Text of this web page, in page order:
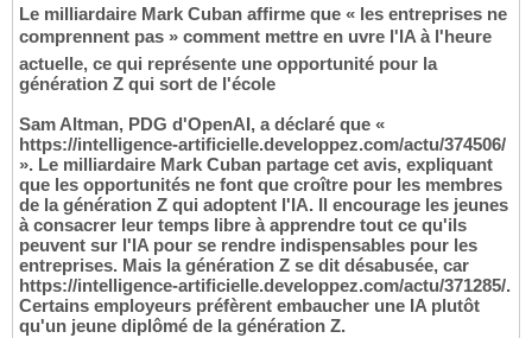
Le milliardaire Mark Cuban affirme que « les entreprises ne
comprennent pas » comment mettre en uvre l'IA à l'heure
actuelle, ce qui représente une opportunité pour la
génération Z qui sort de l'école
Sam Altman, PDG d'OpenAI, a déclaré que «
https://intelligence-artificielle.developpez.com/actu/374506/
». Le milliardaire Mark Cuban partage cet avis, expliquant
que les opportunités ne font que croître pour les membres
de la génération Z qui adoptent l'IA. Il encourage les jeunes
à consacrer leur temps libre à apprendre tout ce qu'ils
peuvent sur l'IA pour se rendre indispensables pour les
entreprises. Mais la génération Z se dit désabusée, car
https://intelligence-artificielle.developpez.com/actu/371285/.
Certains employeurs préfèrent embaucher une IA plutôt
qu'un jeune diplômé de la génération Z.